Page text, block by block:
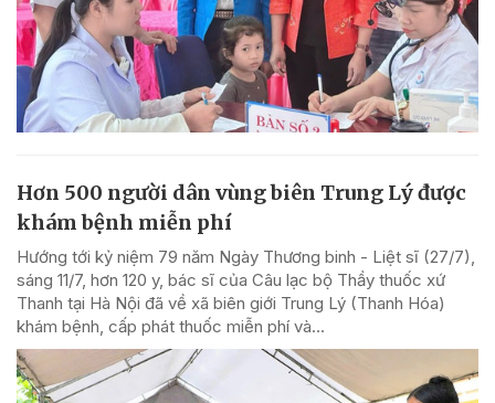
Hơn 500 người dân vùng biên Trung Lý được
khám bệnh miễn phí
Hướng tới kỷ niệm 79 năm Ngày Thương binh - Liệt sĩ (27/7),
sáng 11/7, hơn 120 y, bác sĩ của Câu lạc bộ Thầy thuốc xứ
Thanh tại Hà Nội đã về xã biên giới Trung Lý (Thanh Hóa)
khám bệnh, cấp phát thuốc miễn phí và...